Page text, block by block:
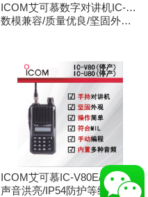
ICOM艾可慕数字对讲机IC-
F3161D IC-F4161D
数模兼容/质量优良/坚固外观/
ICOM艾可慕IC-V80E/IC-
U80E手持对讲机（停产）
声音洪亮/IP54防护等级/手动